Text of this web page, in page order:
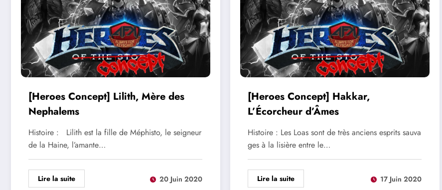
[Heroes Concept] Lilith, Mère des
Nephalems
Histoire : Lilith est la fille de Méphisto, le seigneur
de la Haine, l’amante…
Lire la suite 20 Juin 2020
[Heroes Concept] Hakkar,
L’Écorcheur d’Âmes
Histoire : Les Loas sont de très anciens esprits sauva
ges à la lisière entre le…
Lire la suite 17 Juin 2020